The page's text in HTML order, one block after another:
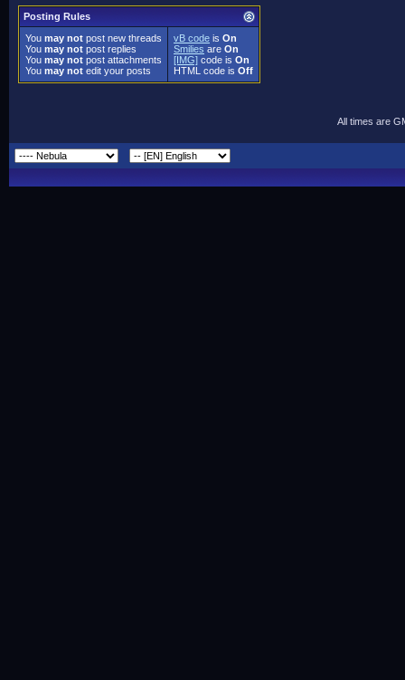
Posting Rules
You may not post new threads
You may not post replies
You may not post attachments
You may not edit your posts
vB code is On
Smilies are On
[IMG] code is On
HTML code is Off
All times are